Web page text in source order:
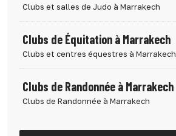
Clubs et salles de Judo à Marrakech
Clubs de Équitation à Marrakech
Clubs et centres équestres à Marrakech
Clubs de Randonnée à Marrakech
Clubs de Randonnée à Marrakech